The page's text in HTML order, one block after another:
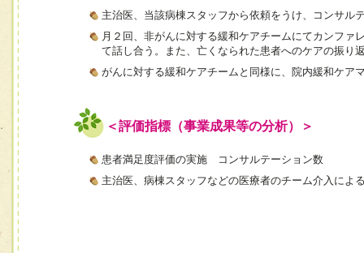
主治医、当該病棟スタッフから依頼をうけ、コンサル
月２回、非がんに対する緩和ケアチームにてカンフ
て話し合う。また、亡くなられた患者へのケアの振り
がんに対する緩和ケアチームと同様に、院内緩和ケア
＜評価指標（事業成果等の分析）＞
患者満足度評価の実施 コンサルテーション数
主治医、病棟スタッフなどの医療者のチーム介入によ